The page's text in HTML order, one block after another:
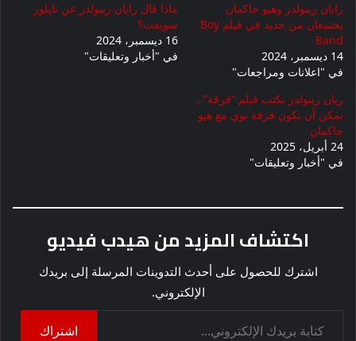
رايان رينولدز وهيو جاكمان
يجتمعان من جديد في فيلم Boy
Band
14 ديسمبر، 2024
في "اعلانات ومراجعات"
ماذا قال رايان رينولدز عن تايلور
سويفت؟
16 ديسمبر، 2024
في "أخبار وتعليقات"
ريان رينولدز يكتب فيلم “فرقة” ،
يمكن أن يكون فرقة بوي مع هيو
جاكمان
24 أبريل، 2025
في "أخبار وتعليقات"
اكتشاف المزيد من هيدب فيديو
اشترك للحصول على أحدث التدوينات المرسلة إلى بريدك
الإلكتروني.
اشتراك